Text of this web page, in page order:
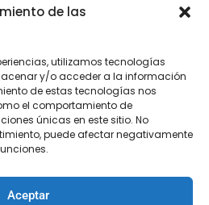
de las
utilizamos tecnologías
y/o acceder a la información
de estas tecnologías nos
el comportamiento de
únicas en este sitio. No
puede afectar negativamente
Aceptar
fantasía cerrada oro
2,75 - €3,75
opciones